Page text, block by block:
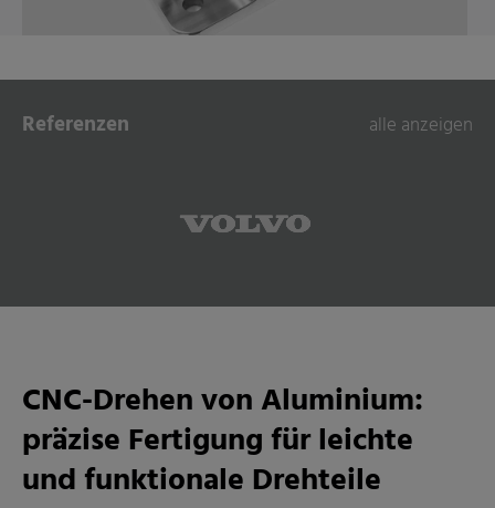
Referenzen alle anzeigen
CNC-Drehen von Aluminium:
präzise Fertigung für leichte
und funktionale Drehteile